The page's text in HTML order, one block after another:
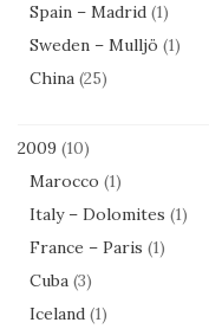
Spain – Madrid (1)
Sweden – Mulljö (1)
China (25)
2009 (10)
Marocco (1)
Italy – Dolomites (1)
France – Paris (1)
Cuba (3)
Iceland (1)